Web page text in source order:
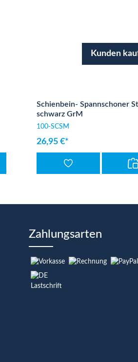
Kunden
Schienbein- Spannschoner
schwarz GrM
100-SCSM
26,95 €*
Zahlungsarten